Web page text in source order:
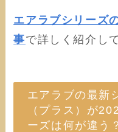
エアラブシリーズ
事で詳しく紹介し
エアラブの最新
（プラス）が
ーズは何が違う